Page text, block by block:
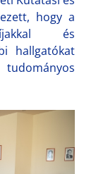
hogy a
és
hallgatókat